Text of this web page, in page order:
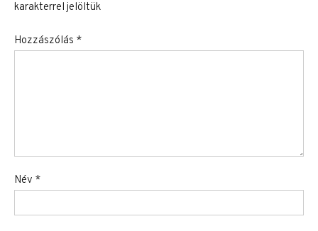
karakterrel jelöltük
Hozzászólás *
Név *